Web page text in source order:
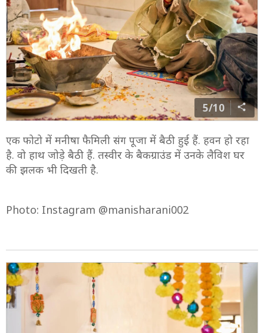
5/10
एक फोटो में मनीषा फैमिली संग पूजा में बैठी हुई हैं. हवन हो रहा
है. वो हाथ जोड़े बैठी हैं. तस्वीर के बैकग्राउंड में उनके लैविश घर
की झलक भी दिखती है.
Photo: Instagram @manisharani002